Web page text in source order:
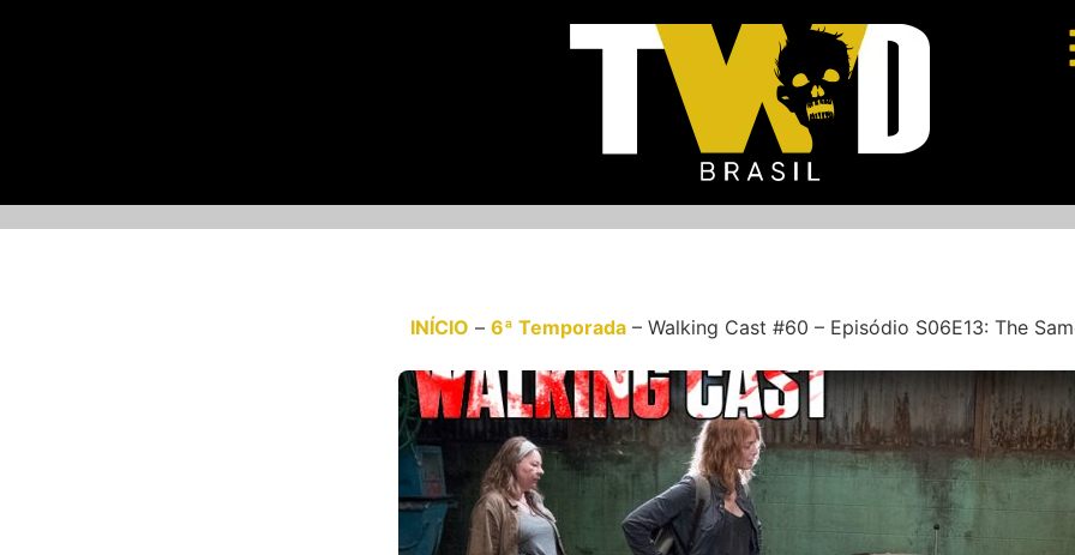
INÍCIO – 6ª Temporada – Walking Cast #60 – Episódio S06E13: The